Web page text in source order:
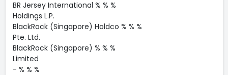
BR Jersey International % % %
Holdings L.P.
BlackRock (Singapore) Holdco % % %
Pte. Ltd.
BlackRock (Singapore) % % %
Limited
- % % %